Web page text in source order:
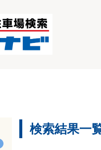
検索結果一